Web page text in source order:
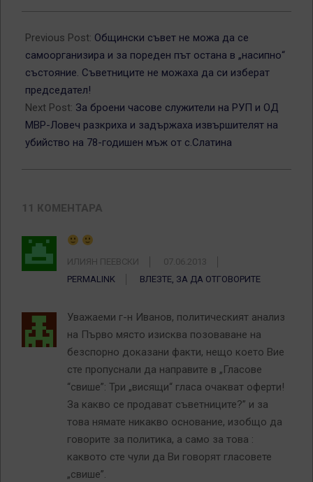
06-
05
Previous Post: Общински съвет не можа да се
самоорганизира и за пореден път остана в „насипно“
състояние. Съветниците не можаха да си изберат
председател!
Next Post: За броени часове служители на РУП и ОД
МВР-Ловеч разкриха и задържаха извършителят на
убийство на 78-годишен мъж от с.Слатина
11 КОМЕНТАРА
ИЛИЯН ПЕЕВСКИ
07.06.2013
PERMALINK
ВЛЕЗТЕ, ЗА ДА ОТГОВОРИТЕ
Уважаеми г-н Иванов, политическият анализ
на Първо място изисква позоваване на
безспорно доказани факти, нещо което Вие
сте пропуснали да направите в „Гласове
“свише”: Три „висящи“ гласа очакват оферти!
За какво се продават съветниците?” и за
това нямате никакво основание, изобщо да
говорите за политика, а само за това :
каквото сте чули да Ви говорят гласовете
„свише”.